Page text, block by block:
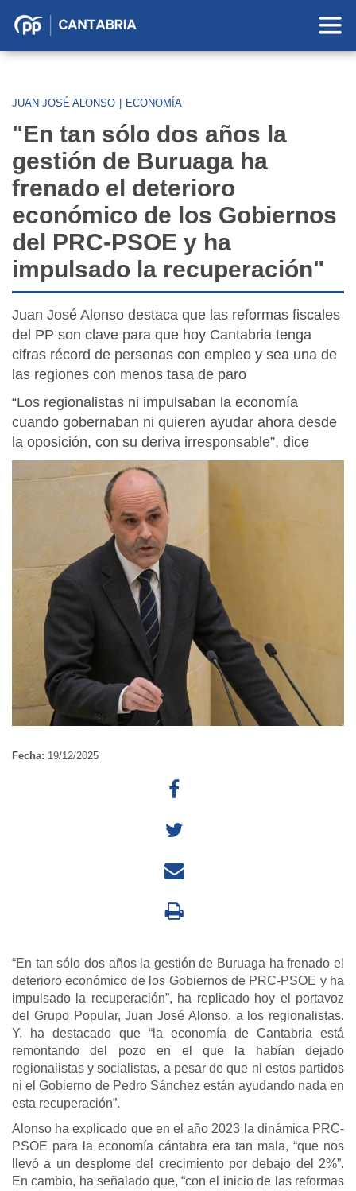
Partido
Cantabria
JUAN JOSÉ ALONSO ECONOMÍA
"En tan sólo dos años la
gestión de Buruaga ha
frenado el deterioro
económico de los Gobiernos
del PRC-PSOE y ha
impulsado la recuperación"
Juan José Alonso destaca que las reformas fiscales
del PP son clave para que hoy Cantabria tenga
cifras récord de personas con empleo y sea una de
las regiones con menos tasa de paro
“Los regionalistas ni impulsaban la economía
cuando gobernaban ni quieren ayudar ahora desde
la oposición, con su deriva irresponsable”, dice
Fecha: 19/12/2025
“En tan sólo dos años la gestión de Buruaga ha frenado el
deterioro económico de los Gobiernos de PRC-PSOE y ha
impulsado la recuperación”, ha replicado hoy el portavoz
del Grupo Popular, Juan José Alonso, a los regionalistas.
Y, ha destacado que “la economía de Cantabria está
remontando del pozo en el que la habían dejado
regionalistas y socialistas, a pesar de que ni estos partidos
ni el Gobierno de Pedro Sánchez están ayudando nada en
esta recuperación”.
Alonso ha explicado que en el año 2023 la dinámica PRC-
PSOE para la economía cántabra era tan mala, “que nos
llevó a un desplome del crecimiento por debajo del 2%”.
En cambio, ha señalado que, “con el inicio de las reformas